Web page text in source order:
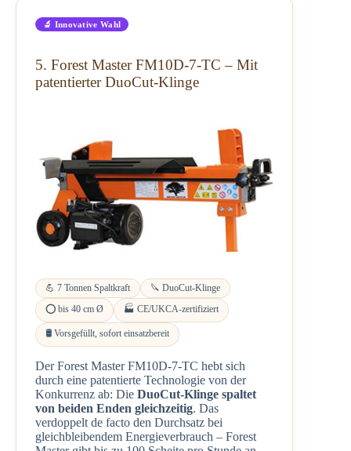
🔬 Innovative Wahl
5. Forest Master FM10D-7-TC – Mit
patentierter DuoCut-Klinge
💪 7 Tonnen Spaltkraft
🔪 DuoCut-Klinge
⭕ bis 40 cm Ø
🏭 CE/UKCA-zertifiziert
🛢️ Vorsgefüllt, sofort einsatzbereit
Der Forest Master FM10D-7-TC hebt sich
durch eine patentierte Technologie von der
Konkurrenz ab: Die DuoCut-Klinge spaltet
von beiden Enden gleichzeitig. Das
verdoppelt de facto den Durchsatz bei
gleichbleibendem Energieverbrauch – Forest